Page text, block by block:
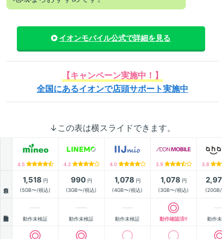
イオンモバイル公式で詳細を見る
【キャンペーン実施中！】
全国にあるイオンで店頭サポート実施中
↓この表は横スライドできます。
4.5 4.2 4.0 3.9 3.8
1,518 円
(5GB〜/税込)
990円
(3GB〜/税込)
1,078 円
(4GB〜/税込)
1,078 円
(3GB〜/税込)
動作未検証 動作未検証 動作未検証 動作確認済!! 動作